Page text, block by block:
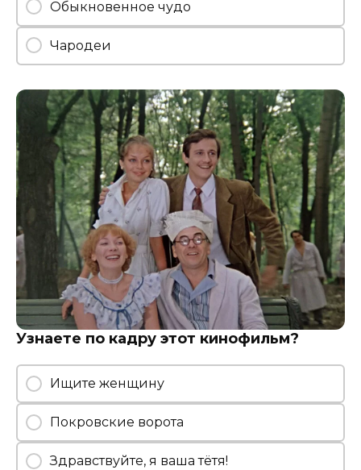
Обыкновенное чудо
Чародеи
Узнаете по кадру этот кинофильм?
Ищите женщину
Покровские ворота
Здравствуйте, я ваша тётя!